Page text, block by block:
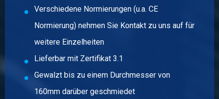
Artikelnummer
2400-0040-75
Beschreibung
Stück pro KG
Bruttopreis
Verschiedene Normierungen (u.a. CE
Normierung) nehmen Sie Kontakt zu uns auf für
weitere Einzelheiten
Lieferbar mit Zertifikat 3.1
Gewalzt bis zu einem Durchmesser von
160mm darüber geschmiedet